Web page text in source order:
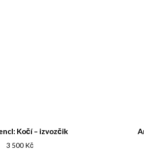
Kočí – izvozčik
3 500 Kč